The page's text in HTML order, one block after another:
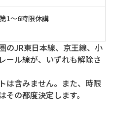
第1～6時限休講
のJR東日本線、京王線、小
ール線が、いずれも解除さ
は含みません。また、時限
の都度決定します。